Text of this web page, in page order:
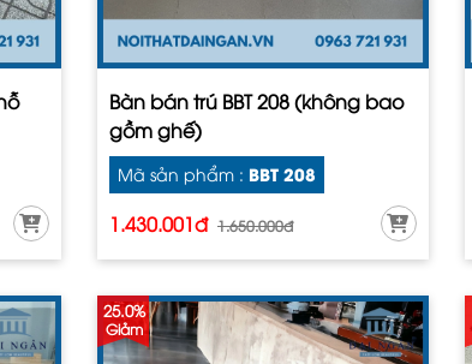
Bàn bán trú BBT 208 (không bao
gồm ghế)
Mã sản phẩm : BBT 208
1.430.001đ 1.650.000đ
25.0%
Giảm